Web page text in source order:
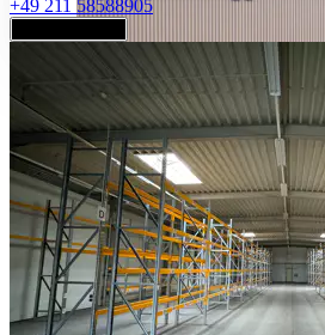
+49 211 58588905